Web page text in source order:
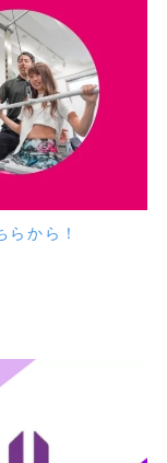
から！